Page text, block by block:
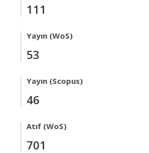
111
Yayın (WoS)
53
Yayın (Scopus)
46
Atıf (WoS)
701